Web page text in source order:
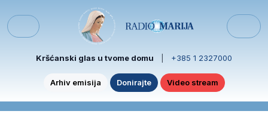
Menu
Kršćanski glas u tvome domu +385 1 2327000
Arhiv emisija Donirajte Video stream